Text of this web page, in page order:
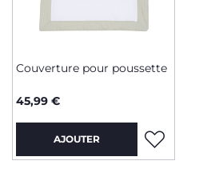
Couverture pour poussette
45,99 €
AJOUTER